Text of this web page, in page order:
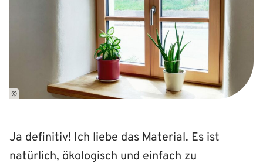
©
Ja definitiv! Ich liebe das Material. Es ist
natürlich, ökologisch und einfach zu